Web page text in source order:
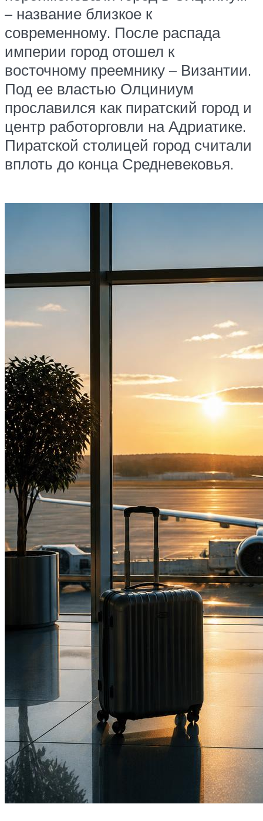
– название близкое к
современному. После распада
империи город отошел к
восточному преемнику – Византии.
Под ее властью Олциниум
прославился как пиратский город и
центр работорговли на Адриатике.
Пиратской столицей город считали
вплоть до конца Средневековья.